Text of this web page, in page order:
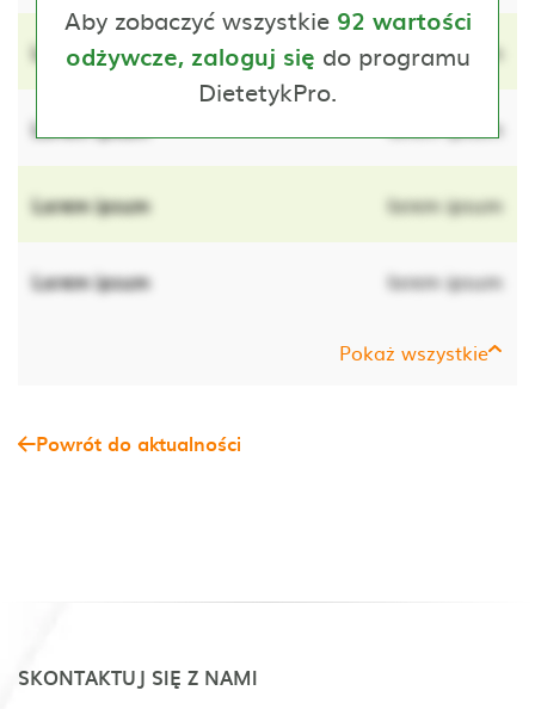
Lorem ipsum lorem ipsum
Lorem ipsum lorem ipsum
Lorem ipsum lorem ipsum
Lorem ipsum lorem ipsum
Pokaż wszystkie
Aby zobaczyć wszystkie 92 wartości
odżywcze, zaloguj się do programu
DietetykPro.
Powrót do aktualności
SKONTAKTUJ SIĘ Z NAMI